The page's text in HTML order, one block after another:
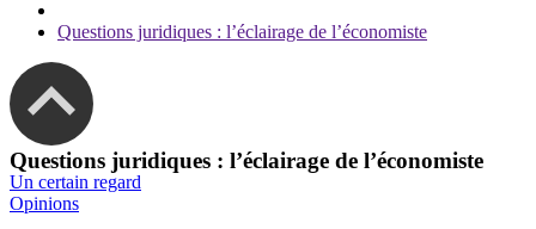
Questions juridiques : l’éclairage de l’économiste
Questions juridiques : l’éclairage de l’économiste
Un certain regard
Opinions